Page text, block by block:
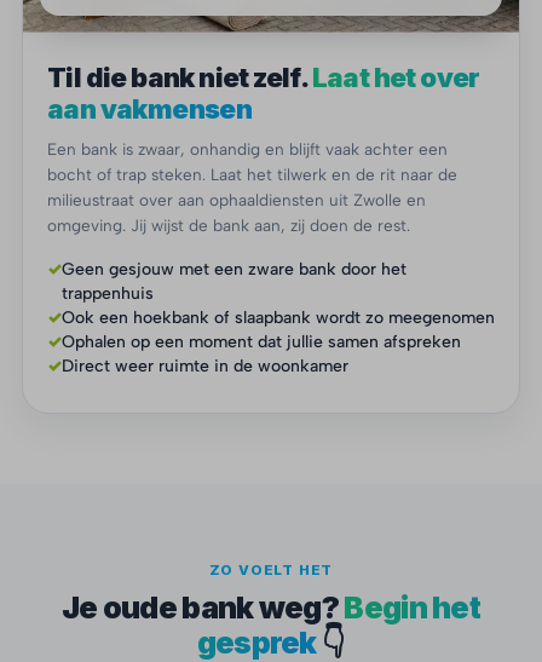
Til die bank niet zelf.Laat het over
aan vakmensen
Een bank is zwaar, onhandig en blijft vaak achter een
bocht of trap steken. Laat het tilwerk en de rit naar de
milieustraat over aan ophaaldiensten uit Zwolle en
omgeving. Jij wijst de bank aan, zij doen de rest.
✓Geen gesjouw met een zware bank door het
trappenhuis
✓Ook een hoekbank of slaapbank wordt zo meegenomen
✓Ophalen op een moment dat jullie samen afspreken
✓Direct weer ruimte in de woonkamer
ZO VOELT HET
Je oude bank weg?Begin het
gesprek👇